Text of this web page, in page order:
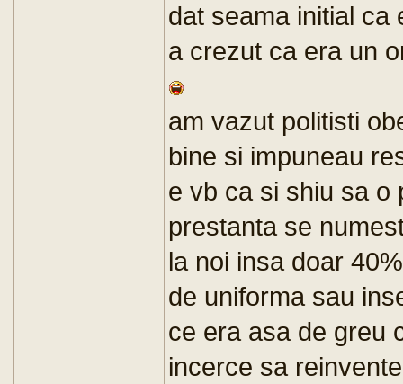
dat seama initial ca
a crezut ca era un
am vazut politisti
bine si impuneau
e vb ca si shiu sa o
prestanta se
la noi insa doar
de uniforma sau
ce era asa de greu
incerce sa